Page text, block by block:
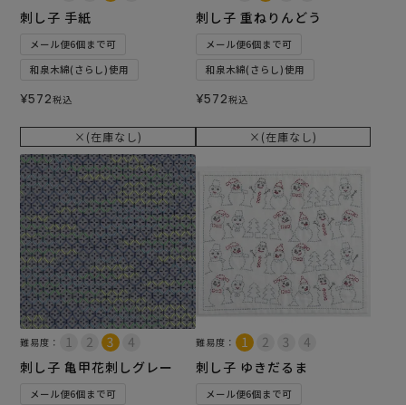
刺し子 手紙
メール便6個まで可
和泉木綿(さらし)使用
¥572税込
×(在庫なし)
刺し子 重ねりんどう
メール便6個まで可
和泉木綿(さらし)使用
¥572税込
×(在庫なし)
難易度：
刺し子 亀甲花刺しグレー
メール便6個まで可
難易度：
刺し子 ゆきだるま
メール便6個まで可